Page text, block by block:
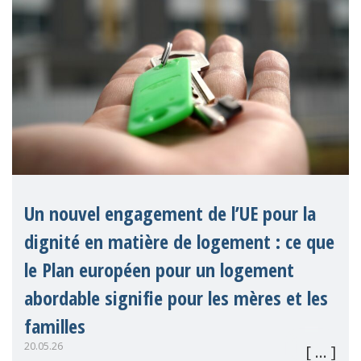
Un nouvel engagement de l’UE pour la
dignité en matière de logement : ce que
le Plan européen pour un logement
abordable signifie pour les mères et les
familles
20.05.26